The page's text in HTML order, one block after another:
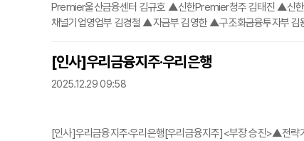
Premier울산금융센터 김규호 ▲신한Premier청주 김태진 ▲
채널기업영업부 김경철 ▲자금부 김영한 ▲구조화금융투자부
연 ▲신한Premier강남금융센터 박성엽 ▲신한Pre
[인사]우리금융지주·우리은행
2025.12.29 09:58
[인사]우리금융지주·우리은행[우리금융지주]<부장 승진>▲전